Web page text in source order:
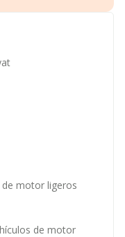
motor ligeros
de motor